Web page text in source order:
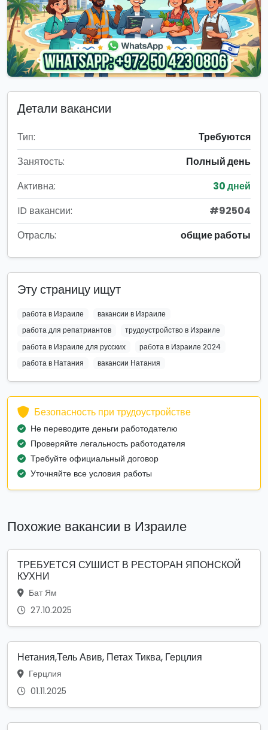
Детали вакансии
Тип:
Требуются
Занятость:
Полный день
Активна:
30 дней
ID вакансии:
#92504
Отрасль:
общие работы
Эту страницу ищут
работа в Израиле
вакансии в Израиле
работа для репатриантов
трудоустройство в Израиле
работа в Израиле для русских
работа в Израиле 2024
работа в Натания
вакансии Натания
Безопасность при трудоустройстве
Не переводите деньги работодателю
Проверяйте легальность работодателя
Требуйте официальный договор
Уточняйте все условия работы
Похожие вакансии в Израиле
ТРЕБУЕТСЯ СУШИСТ В РЕСТОРАН ЯПОНСКОЙ
КУХНИ
Бат Ям
27.10.2025
Нетания,Тель Авив, Петах Тиква, Герцлия
Герцлия
01.11.2025